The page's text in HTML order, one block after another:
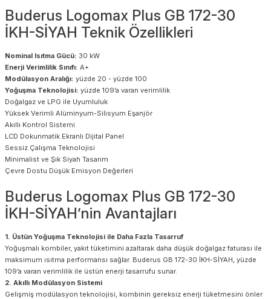
Buderus Logomax Plus GB 172-30
İKH-SİYAH Teknik Özellikleri
Nominal Isıtma Gücü: 30 kW
Enerji Verimlilik Sınıfı: A+
Modülasyon Aralığı: yüzde 20 - yüzde 100
Yoğuşma Teknolojisi: yüzde 109’a varan verimlilik
Doğalgaz ve LPG ile Uyumluluk
Yüksek Verimli Alüminyum-Silisyum Eşanjör
Akıllı Kontrol Sistemi
LCD Dokunmatik Ekranlı Dijital Panel
Sessiz Çalışma Teknolojisi
Minimalist ve Şık Siyah Tasarım
Çevre Dostu Düşük Emisyon Değerleri
Buderus Logomax Plus GB 172-30
İKH-SİYAH’nin Avantajları
1. Üstün Yoğuşma Teknolojisi ile Daha Fazla Tasarruf
Yoğuşmalı kombiler, yakıt tüketimini azaltarak daha düşük doğalgaz faturası ile
maksimum ısıtma performansı sağlar. Buderus GB 172-30 İKH-SİYAH, yüzde
109’a varan verimlilik ile üstün enerji tasarrufu sunar.
2. Akıllı Modülasyon Sistemi
Gelişmiş modülasyon teknolojisi, kombinin gereksiz enerji tüketmesini önler